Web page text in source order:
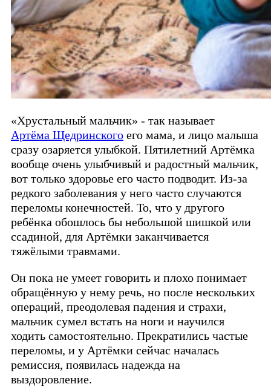
«Хрустальный мальчик» - так называет
Артёма Щедринского его мама, и лицо малыша
сразу озаряется улыбкой. Пятилетний Артёмка
вообще очень улыбчивый и радостный мальчик,
вот только здоровье его часто подводит. Из-за
редкого заболевания у него часто случаются
переломы конечностей. То, что у другого
ребёнка обошлось бы небольшой шишкой или
ссадиной, для Артёмки заканчивается
тяжёлыми травмами.
Он пока не умеет говорить и плохо понимает
обращённую у нему речь, но после нескольких
операций, преодолевая падения и страхи,
мальчик сумел встать на ноги и научился
ходить самостоятельно. Прекратились частые
переломы, и у Артёмки сейчас началась
ремиссия, появилась надежда на
выздоровление.